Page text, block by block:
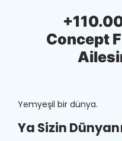
Concept
Yemyeşil bir dünya.
Ya Sizin